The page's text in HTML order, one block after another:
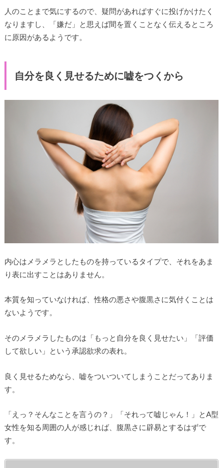
人のことまで気にするので、疑問があればすぐに投げかけたく
なりますし、「嫌だ」と思えば間を置くことなく伝えるところ
に原因があるようです。
自分を良く見せるために嘘をつくから
内心はメラメラとしたものを持っているタイプで、それをあま
り表に出すことはありません。
本質を知っていなければ、性格の悪さや腹黒さに気付くことは
ないようです。
そのメラメラしたものは「もっと自分を良く見せたい」「評価
して欲しい」という承認欲求の表れ。
良く見せるためなら、嘘をついついてしまうことだってありま
す。
「えっ？そんなことを言うの？」「それって嘘じゃん！」とA型
女性を知る周囲の人が感じれば、腹黒さに辟易とするはずで
す。